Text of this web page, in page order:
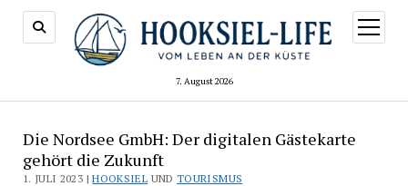
7. August 2026
Menü
öffnen
Die Nordsee GmbH: Der digitalen Gästekarte
gehört die Zukunft
1. JULI 2023 |HOOKSIEL UND TOURISMUS